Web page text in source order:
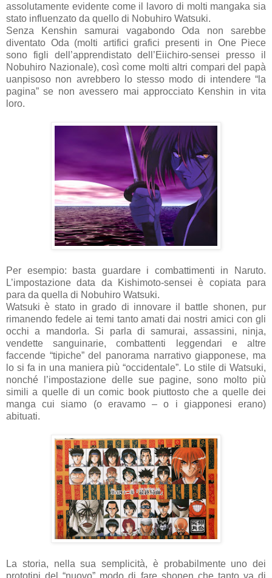
assolutamente evidente come il lavoro di molti mangaka sia
stato influenzato da quello di Nobuhiro Watsuki.
Senza Kenshin samurai vagabondo Oda non sarebbe
diventato Oda (molti artifici grafici presenti in One Piece
sono figli dell’apprendistato dell’Eiichiro-sensei presso il
Nobuhiro Nazionale), così come molti altri compari del papà
uanpisoso non avrebbero lo stesso modo di intendere “la
pagina” se non avessero mai approcciato Kenshin in vita
loro.
Per esempio: basta guardare i combattimenti in Naruto.
L’impostazione data da Kishimoto-sensei è copiata para
para da quella di Nobuhiro Watsuki.
Watsuki è stato in grado di innovare il battle shonen, pur
rimanendo fedele ai temi tanto amati dai nostri amici con gli
occhi a mandorla. Si parla di samurai, assassini, ninja,
vendette sanguinarie, combattenti leggendari e altre
faccende “tipiche” del panorama narrativo giapponese, ma
lo si fa in una maniera più “occidentale”. Lo stile di Watsuki,
nonché l’impostazione delle sue pagine, sono molto più
simili a quelle di un comic book piuttosto che a quelle dei
manga cui siamo (o eravamo – o i giapponesi erano)
abituati.
La storia, nella sua semplicità, è probabilmente uno dei
prototipi del “nuovo” modo di fare shonen che tanto va di